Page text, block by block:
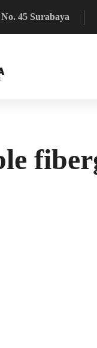
45 Surabaya